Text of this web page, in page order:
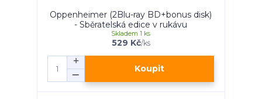
Oppenheimer (2Blu-ray BD+bonus disk)
- Sběratelská edice v rukávu
529 Kč/ks
Skladem 1 ks
Koupit